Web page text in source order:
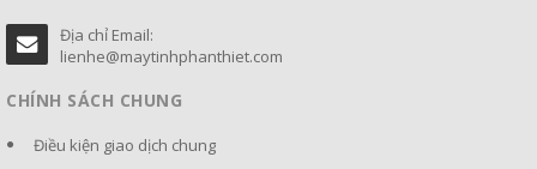
Địa chỉ Email:
lienhe@maytinhphanthiet.com
CHÍNH SÁCH CHUNG
Điều kiện giao dịch chung